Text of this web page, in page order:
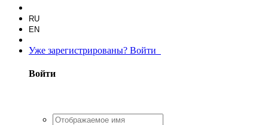
RU
EN
Уже зарегистрированы? Войти
Войти